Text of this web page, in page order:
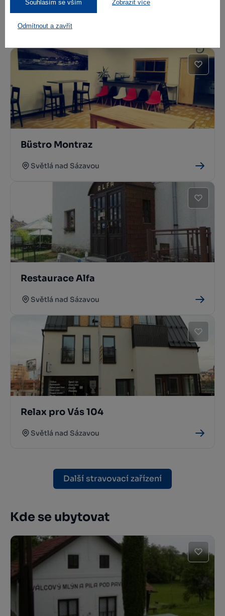
Souhlasím se vším Zobrazit více
Odmítnout a zavřít
Restaurace U Martina
Ledeč nad Sázavou
Büstro Montraz
Světlá nad Sázavou
Restaurace Alfa
Světlá nad Sázavou
Relax pro Vás 104
Světlá nad Sázavou
Další stravovací zařízení
Kde se ubytovat